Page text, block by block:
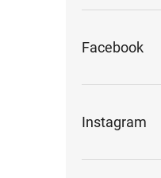
Facebook
Instagram